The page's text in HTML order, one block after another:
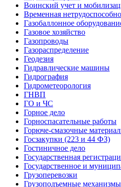
Воинский учет и
Временная
Газобаллонное
Газовое хозяйство
Газопроводы
Газораспределение
Геодезия
Гидравлические машины
Гидрография
Гидрометеорология
ГНВП
ГО и ЧС
Горное дело
Горноспасательные работы
Горюче-смазочные
Госзакупки (223 и 44 ФЗ)
Гостиничное дело
Государственная
Государственное и
Грузоперевозки
Грузоподъемные механизмы